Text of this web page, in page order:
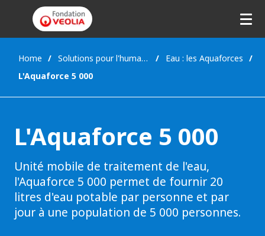
Home Solutions pour l'humanitaire
Eau : les Aquaforces
L'Aquaforce 5 000
L'Aquaforce 5 000
Unité mobile de traitement de l'eau,
l'Aquaforce 5 000 permet de fournir 20
litres d'eau potable par personne et par
jour à une population de 5 000 personnes.